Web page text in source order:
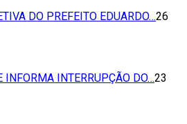
DO PREFEITO EDUARDO…26
INFORMA INTERRUPÇÃO DO…23